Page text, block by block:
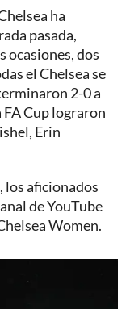
ha
pasada,
ocasiones, dos
el Chelsea se
2-0 a
Cup lograron
Erin
los aficionados
de YouTube
Women.